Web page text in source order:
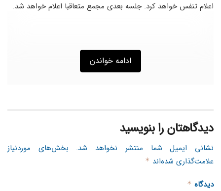
اعلام تنفس خواهد کرد. جلسه بعدی مجمع متعاقبا اعلام خواهد شد.
ادامه خواندن
دیدگاهتان را بنویسید
نشانی ایمیل شما منتشر نخواهد شد.
بخش‌های موردنیاز
علامت‌گذاری شده‌اند *
دیدگاه *